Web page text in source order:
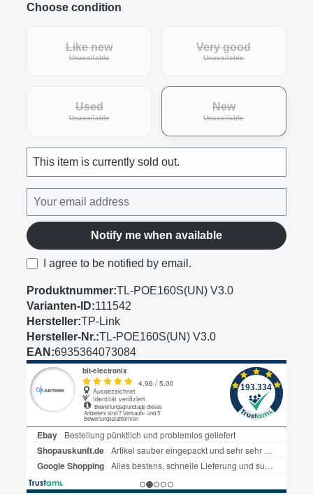
Choose condition
Like new
Unavailable(This option is currently unavailable.)
Very good
Unavailable(This option is
Used
Unavailable(This option is currently unavailable.)
New
Unavailable(This option is
This item is currently sold out.
Notify me when available
I agree to be notified by email.
Produktnummer:TL-POE160S(UN) V3.0
Varianten-ID:111542
Hersteller:TP-Link
Hersteller-Nr.:TL-POE160S(UN) V3.0
EAN:6935364073084